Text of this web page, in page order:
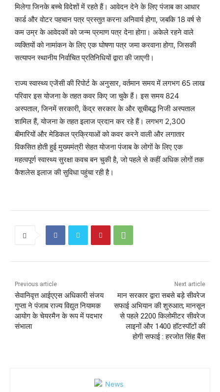
मिलेगा जिनके बच्चे विदेशों में रहते हैं। आवेदन देने के लिए पंजाब का आधार
कार्ड और वोटर पहचान पत्र प्रस्तुत करना अनिवार्य होगा, जबकि 18 वर्ष से
कम उम्र के आवेदकों को जन्म प्रमाण पत्र देना होगा। अकेले रहने वाले
व्यक्तियों को नामांकन के लिए एक घोषणा पत्र जमा करवाना होगा, जिसकी
सत्यापन स्थानीय निर्वाचित प्रतिनिधियों द्वारा की जाएगी।
राज्य स्वास्थ्य एजेंसी की रिपोर्ट के अनुसार, वर्तमान समय में लगभग 65 लाख
परिवार इस योजना के तहत कवर किए जा चुके हैं। इस समय 824
अस्पताल, जिनमें सरकारी, केंद्र सरकार के और सूचीबद्ध निजी अस्पताल
शामिल हैं, योजना के तहत इलाज प्रदान कर रहे हैं। लगभग 2,300
बीमारियों और मेडिकल प्रक्रियाओं को कवर करने वाली और लगातार
विकसित होती हुई मुख्यमंत्री सेहत योजना पंजाब के लोगों के लिए एक
महत्वपूर्ण स्वास्थ्य सुरक्षा कवच बन चुकी है, जो पहले से कहीं अधिक लोगों तक
कैशलेस इलाज की सुविधा पहुंचा रही है।
Previous article
सेवानिवृत्त आईएएस अधिकारी संजय
गुप्ता ने पंजाब राज्य विद्युत नियामक
आयोग के चेयरमैन के रूप में पदभार
संभाला
Next article
मान सरकार द्वारा सबसे बड़े सीवरेज
सफाई अभियान की शुरुआत; मानसून
से पहले 2200 किलोमीटर सीवरेज
लाइनों और 1400 हॉटस्पॉटों की
होगी सफाई : हरजोत सिंह बैंस